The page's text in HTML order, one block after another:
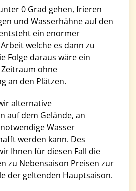
0 Grad gehen, frieren
und Wasserhähne auf den
ein enormer
welche es dann zu
Folge daraus wäre ein
ohne
an den Plätzen.
alternative
auf dem Gelände, an
Wasser
werden kann. Des
Ihnen für diesen Fall die
zu Nebensaison Preisen zur
der geltenden Hauptsaison.